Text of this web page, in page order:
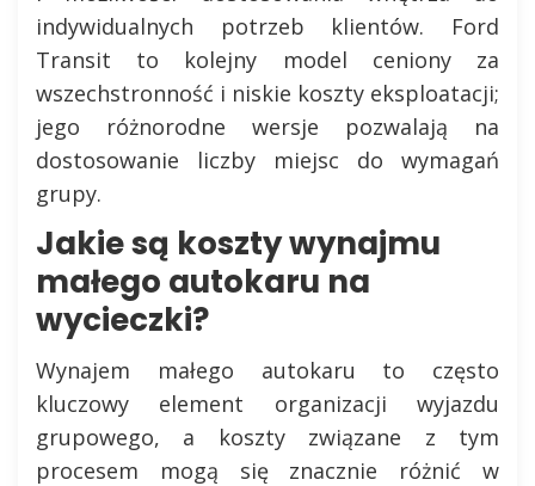
indywidualnych potrzeb klientów. Ford
Transit to kolejny model ceniony za
wszechstronność i niskie koszty eksploatacji;
jego różnorodne wersje pozwalają na
dostosowanie liczby miejsc do wymagań
grupy.
Jakie są koszty wynajmu
małego autokaru na
wycieczki?
Wynajem małego autokaru to często
kluczowy element organizacji wyjazdu
grupowego, a koszty związane z tym
procesem mogą się znacznie różnić w